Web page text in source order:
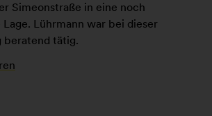
Simeonstraße in eine noch
Lührmann war bei dieser
beratend tätig.